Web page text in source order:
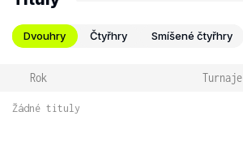
Dvouhry Čtyřhry Smíšené čtyřhry
Rok Turnaje
Žádné tituly